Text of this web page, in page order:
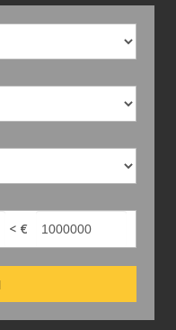
< €